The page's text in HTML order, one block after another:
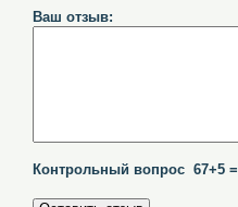
Ваш отзыв:
Контрольный вопрос 67+5 =